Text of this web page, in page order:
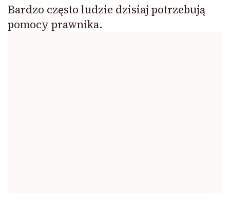
Bardzo często ludzie dzisiaj potrzebują
pomocy prawnika.